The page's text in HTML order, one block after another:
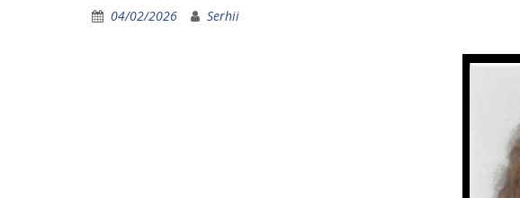
04/02/2026 Serhii